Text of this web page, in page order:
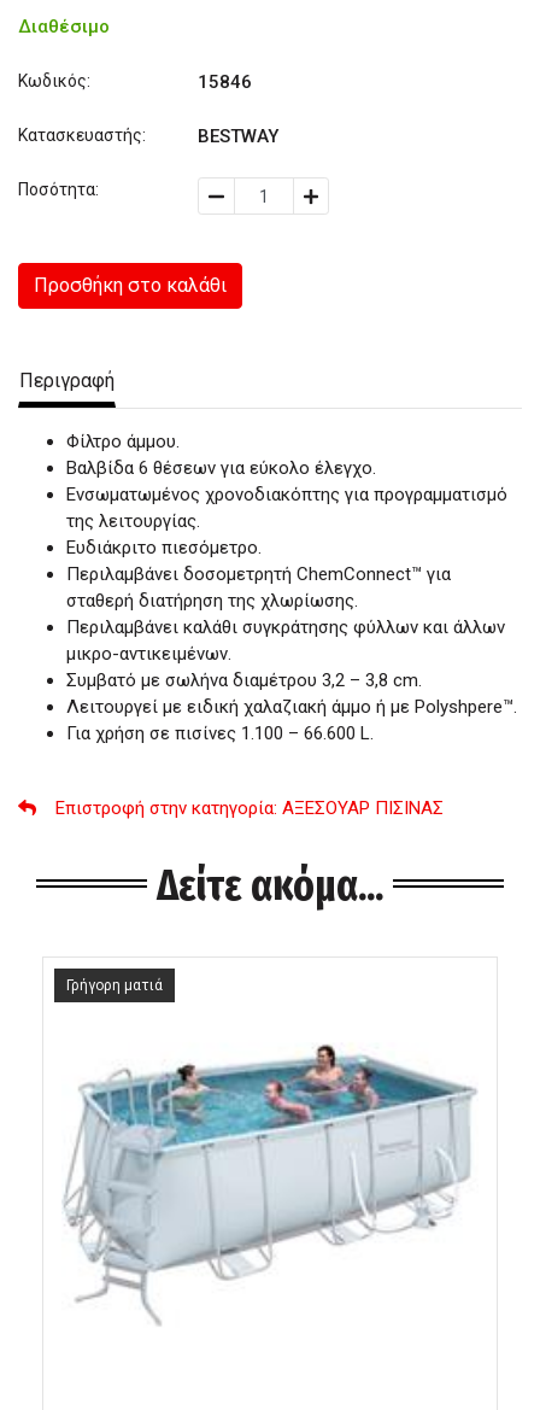
Διαθέσιμο
Κωδικός: 15846
Κατασκευαστής: BESTWAY
Ποσότητα:
Προσθήκη στο καλάθι
Περιγραφή
Φίλτρο άμμου.
Βαλβίδα 6 θέσεων για εύκολο έλεγχο.
Ενσωματωμένος χρονοδιακόπτης για προγραμματισμό
της λειτουργίας.
Ευδιάκριτο πιεσόμετρο.
Περιλαμβάνει δοσομετρητή ChemConnect™ για
σταθερή διατήρηση της χλωρίωσης.
Περιλαμβάνει καλάθι συγκράτησης φύλλων και άλλων
μικρο-αντικειμένων.
Συμβατό με σωλήνα διαμέτρου 3,2 – 3,8 cm.
Λειτουργεί με ειδική χαλαζιακή άμμο ή με Polyshpere™.
Για χρήση σε πισίνες 1.100 – 66.600 L.
Επιστροφή στην κατηγορία: ΑΞΕΣΟΥΑΡ ΠΙΣΙΝΑΣ
Δείτε ακόμα...
Γρήγορη ματιά